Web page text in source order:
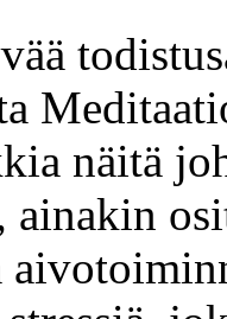
näitä
ainakin